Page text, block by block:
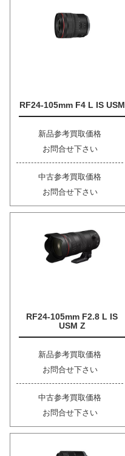
RF24-105mm F4 L IS USM
新品参考買取価格
お問合せ下さい
中古参考買取価格
お問合せ下さい
RF24-105mm F2.8 L IS
USM Z
新品参考買取価格
お問合せ下さい
中古参考買取価格
お問合せ下さい